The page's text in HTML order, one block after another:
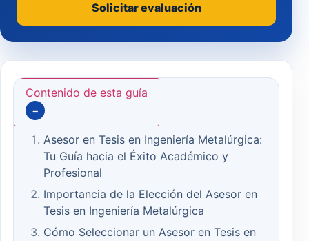
Contenido de esta guía
−
Asesor en Tesis en Ingeniería Metalúrgica:
Tu Guía hacia el Éxito Académico y
Profesional
Importancia de la Elección del Asesor en
Tesis en Ingeniería Metalúrgica
Cómo Seleccionar un Asesor en Tesis en
Solicitar evaluación